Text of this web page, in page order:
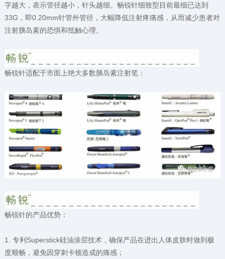
字越大，表示管径越小，针头越细。畅锐针细致型目前最细已达到
33G，即0.20mm针管外管径，大幅降低注射疼痛感，从而减少患者对
注射胰岛素的恐惧和抵触心理。
畅锐针适配于市面上绝大多数胰岛素注射笔：
畅锐针的产品优势：
1. 专利Superstick硅油涂层技术，确保产品在进出人体皮肤时做到极
度顺畅，避免因穿刺卡顿造成的痛感；